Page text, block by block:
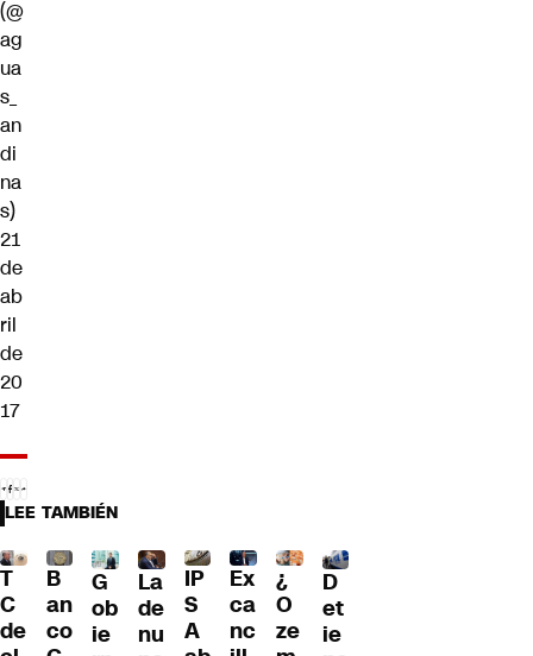
(@
ag
ua
s_
an
di
na
s)
21
de
ab
ril
de
20
17
LEE TAMBIÉN
T
C
de
B
an
co
G
ob
ie
La
de
nu
IP
S
A
Ex
ca
nc
¿
O
ze
D
et
ie